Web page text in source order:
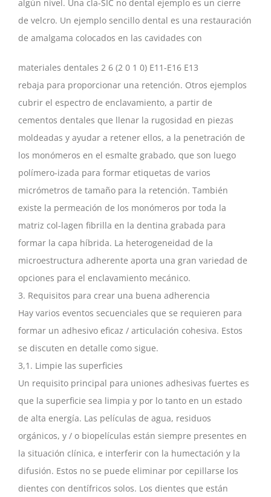
algún nivel. Una cla-SIC no dental ejemplo es un cierre
de velcro. Un ejemplo sencillo dental es una restauración
de amalgama colocados en las cavidades con
materiales dentales 2 6 (2 0 1 0) E11-E16 E13
rebaja para proporcionar una retención. Otros ejemplos
cubrir el espectro de enclavamiento, a partir de
cementos dentales que llenar la rugosidad en piezas
moldeadas y ayudar a retener ellos, a la penetración de
los monómeros en el esmalte grabado, que son luego
polímero-izada para formar etiquetas de varios
micrómetros de tamaño para la retención. También
existe la permeación de los monómeros por toda la
matriz col-lagen fibrilla en la dentina grabada para
formar la capa híbrida. La heterogeneidad de la
microestructura adherente aporta una gran variedad de
opciones para el enclavamiento mecánico.
3. Requisitos para crear una buena adherencia
Hay varios eventos secuenciales que se requieren para
formar un adhesivo eficaz / articulación cohesiva. Estos
se discuten en detalle como sigue.
3,1. Limpie las superficies
Un requisito principal para uniones adhesivas fuertes es
que la superficie sea limpia y por lo tanto en un estado
de alta energía. Las películas de agua, residuos
orgánicos, y / o biopelículas están siempre presentes en
la situación clínica, e interferir con la humectación y la
difusión. Estos no se puede eliminar por cepillarse los
dientes con dentífricos solos. Los dientes que están